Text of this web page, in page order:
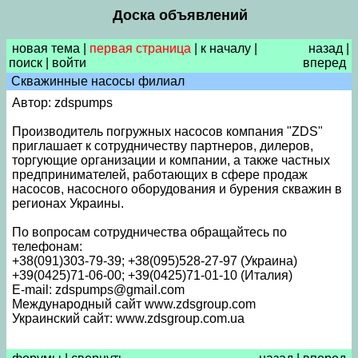
Доска объявлений
новая тема первая страница к началу
поиск
войти
назад
вперед
Скважинные насосы филиал
Автор: zdspumps
Производитель погружных насосов компания "ZDS"
приглашает к сотрудничеству партнеров, дилеров,
торгующие организации и компании, а также частных
предпринимателей, работающих в сфере продаж
насосов, насосного оборудования и бурения скважин в
регионах Украины.
По вопросам сотрудничества обращайтесь по
телефонам:
+38(091)303-79-39; +38(095)528-27-97 (Украина)
+39(0425)71-06-00; +39(0425)71-01-10 (Италия)
E-mail: zdspumps@gmail.com
Международный сайт www.zdsgroup.com
Украинский сайт: www.zdsgroup.com.ua